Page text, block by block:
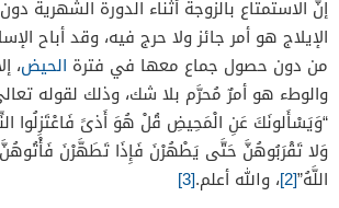
إنَّ الاستمتاع بالزوجة أثناء الدورة الشهرية
الإيلاج هو أمر جائز ولا حرج فيه، وقد أباح
من دون حصول جماع معها في فترة الحيض،
والوطء هو أمرٌ مُحرَّم بلا شك، وذلك لقوله
“وَيَسْأَلونَكَ عَنِ الْمَحِيضِ قُلْ هُوَ أَذىً فَاعْتَزِلُوا
وَلا تَقْرَبُوهُنَّ حَتَّى يَطْهُرْنَ فَإِذَا تَطَهَّرْنَ
اللَّهُ”[2] ، والله أعلم.[3]